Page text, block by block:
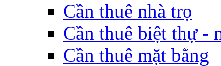
Cần thuê nhà trọ
Cần thuê biệt thự -
Cần thuê mặt bằng